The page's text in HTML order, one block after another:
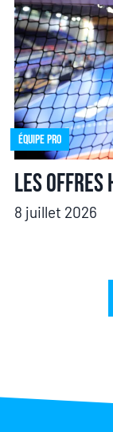
Équipe pro
Les offres
8 juillet 2026